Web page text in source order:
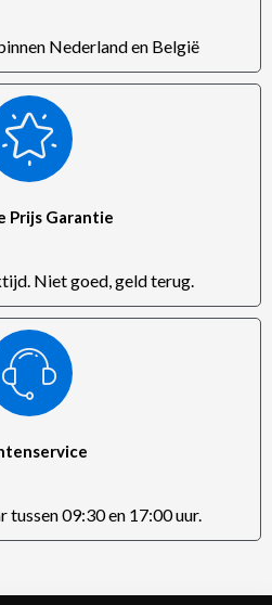
Nederland en België
Prijs Garantie
Niet goed, geld terug.
tussen 09:30 en 17:00 uur.